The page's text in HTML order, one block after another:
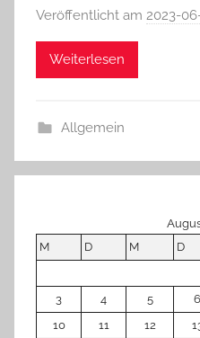
Veröffentlicht am 2023-
Weiterlesen
Allgemein
M
D M D
3
4 5 6
10
11 12